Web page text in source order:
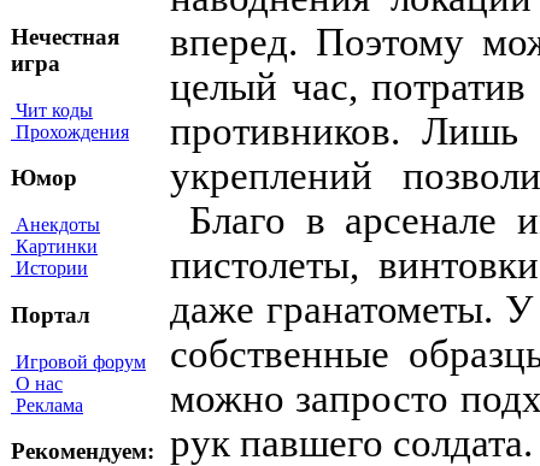
Нечестная
игра
Чит коды
Прохождения
Юмор
Анекдоты
Картинки
Истории
Портал
Игровой форум
О нас
Реклама
Рекомендуем:
вперед. Поэтому
целый час,
противников. Лишь
укреплений
Благо в арсенале
пистолеты,
даже гранатометы.
собственные
можно запросто
рук павшего солдата.